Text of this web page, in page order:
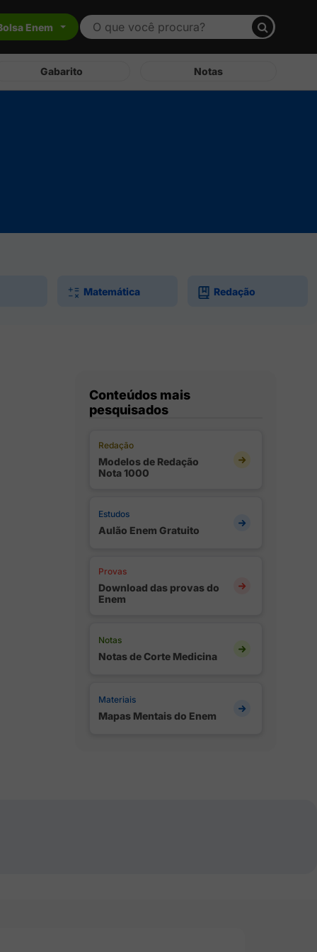
Enem
Gabarito Notas
Matemática Redação
Conteúdos mais
pesquisados
Redação
Modelos de Redação
Nota 1000
Estudos
Aulão Enem Gratuito
Provas
Download das provas do
Enem
Notas
Notas de Corte Medicina
Materiais
Mapas Mentais do Enem